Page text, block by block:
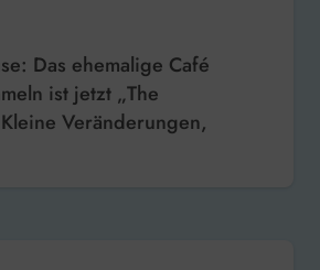
ist jetzt „The
Veränderungen,